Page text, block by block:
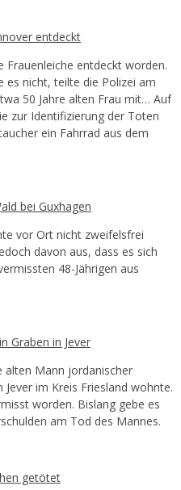
entdeckt
Frauenleiche entdeckt worden.
es nicht, teilte die Polizei am
50 Jahre alten Frau mit… Auf
zur Identifizierung der Toten
ein Fahrrad aus dem
bei Guxhagen
vor Ort nicht zweifelsfrei
davon aus, dass es sich
48-Jährigen aus
Graben in Jever
alten Mann jordanischer
im Kreis Friesland wohnte.
worden. Bislang gebe es
am Tod des Mannes.
getötet